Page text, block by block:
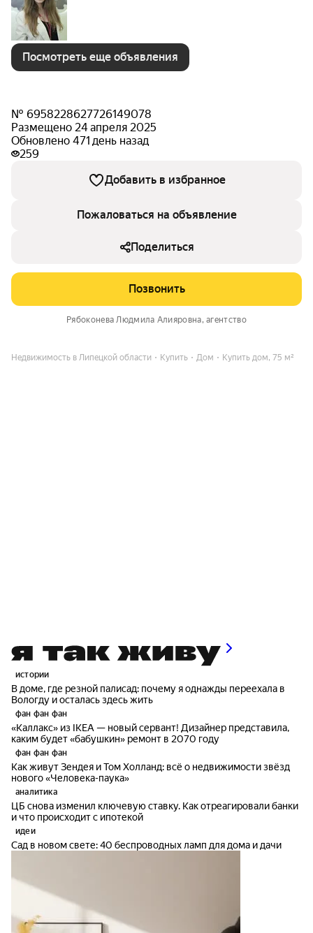
Посмотреть еще объявления
№ 6958228627726149078
Размещено 24 апреля 2025
Обновлено 471 день назад
259
Добавить в избранное
Пожаловаться на объявление
Поделиться
Позвонить
Рябоконева Людмила Алияровна, агентство
Недвижимость в Липецкой области Купить Дом Купить дом, 75 м²
истории
В доме, где резной палисад: почему я однажды переехала в
Вологду и осталась здесь жить
фан фан фан
«Каллакс» из IKEA — новый сервант! Дизайнер представила,
каким будет «бабушкин» ремонт в 2070 году
фан фан фан
Как живут Зендея и Том Холланд: всё о недвижимости звёзд
нового «Человека-паука»
аналитика
ЦБ снова изменил ключевую ставку. Как отреагировали банки
и что происходит с ипотекой
идеи
Сад в новом свете: 40 беспроводных ламп для дома и дачи